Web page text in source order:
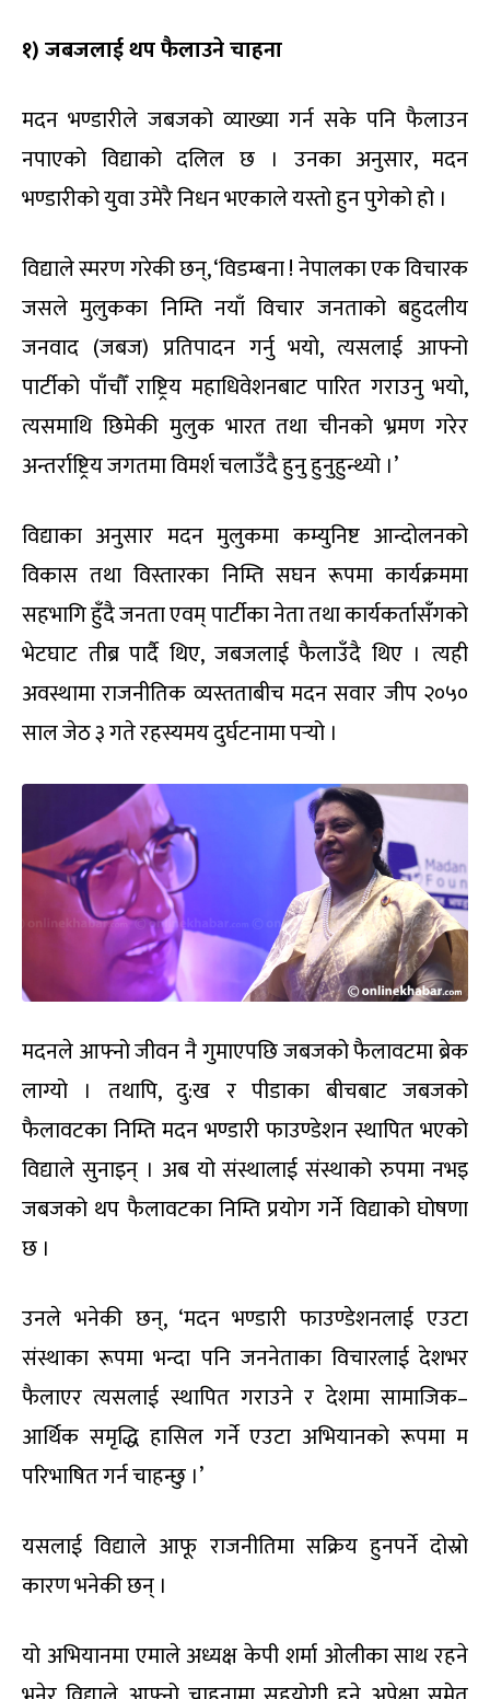
१) जबजलाई थप फैलाउने चाहना
मदन भण्डारीले जबजको व्याख्या गर्न सके पनि फैलाउन
नपाएको विद्याको दलिल छ । उनका अनुसार, मदन
भण्डारीको युवा उमेरै निधन भएकाले यस्तो हुन पुगेको हो ।
विद्याले स्मरण गरेकी छन्, ‘विडम्बना ! नेपालका एक विचारक
जसले मुलुकका निम्ति नयाँ विचार जनताको बहुदलीय
जनवाद (जबज) प्रतिपादन गर्नु भयो, त्यसलाई आफ्नो
पार्टीको पाँचौँ राष्ट्रिय महाधिवेशनबाट पारित गराउनु भयो,
त्यसमाथि छिमेकी मुलुक भारत तथा चीनको भ्रमण गरेर
अन्तर्राष्ट्रिय जगतमा विमर्श चलाउँदै हुनु हुनुहुन्थ्यो ।’
विद्याका अनुसार मदन मुलुकमा कम्युनिष्ट आन्दोलनको
विकास तथा विस्तारका निम्ति सघन रूपमा कार्यक्रममा
सहभागि हुँदै जनता एवम् पार्टीका नेता तथा कार्यकर्तासँगको
भेटघाट तीब्र पार्दै थिए, जबजलाई फैलाउँदै थिए । त्यही
अवस्थामा राजनीतिक व्यस्तताबीच मदन सवार जीप २०५०
साल जेठ ३ गते रहस्यमय दुर्घटनामा पर्‍यो ।
मदनले आफ्नो जीवन नै गुमाएपछि जबजको फैलावटमा ब्रेक
लाग्यो । तथापि, दु:ख र पीडाका बीचबाट जबजको
फैलावटका निम्ति मदन भण्डारी फाउण्डेशन स्थापित भएको
विद्याले सुनाइन् । अब यो संस्थालाई संस्थाको रुपमा नभइ
जबजको थप फैलावटका निम्ति प्रयोग गर्ने विद्याको घोषणा
छ ।
उनले भनेकी छन्, ‘मदन भण्डारी फाउण्डेशनलाई एउटा
संस्थाका रूपमा भन्दा पनि जननेताका विचारलाई देशभर
फैलाएर त्यसलाई स्थापित गराउने र देशमा सामाजिक–
आर्थिक समृद्धि हासिल गर्ने एउटा अभियानको रूपमा म
परिभाषित गर्न चाहन्छु ।’
यसलाई विद्याले आफू राजनीतिमा सक्रिय हुनपर्ने दोस्रो
कारण भनेकी छन् ।
यो अभियानमा एमाले अध्यक्ष केपी शर्मा ओलीका साथ रहने